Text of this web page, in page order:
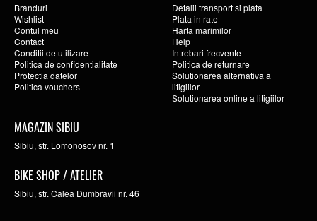
Branduri
Wishlist
Contul meu
Contact
Conditii de utilizare
Politica de confidentialitate
Protectia datelor
Politica vouchers
Detalii transport si plata
Plata in rate
Harta marimilor
Help
Intrebari frecvente
Politica de returnare
Solutionarea alternativa a
litigiilor
Solutionarea online a litigiilor
MAGAZIN SIBIU
Sibiu, str. Lomonosov nr. 1
BIKE SHOP / ATELIER
Sibiu, str. Calea Dumbravii nr. 46